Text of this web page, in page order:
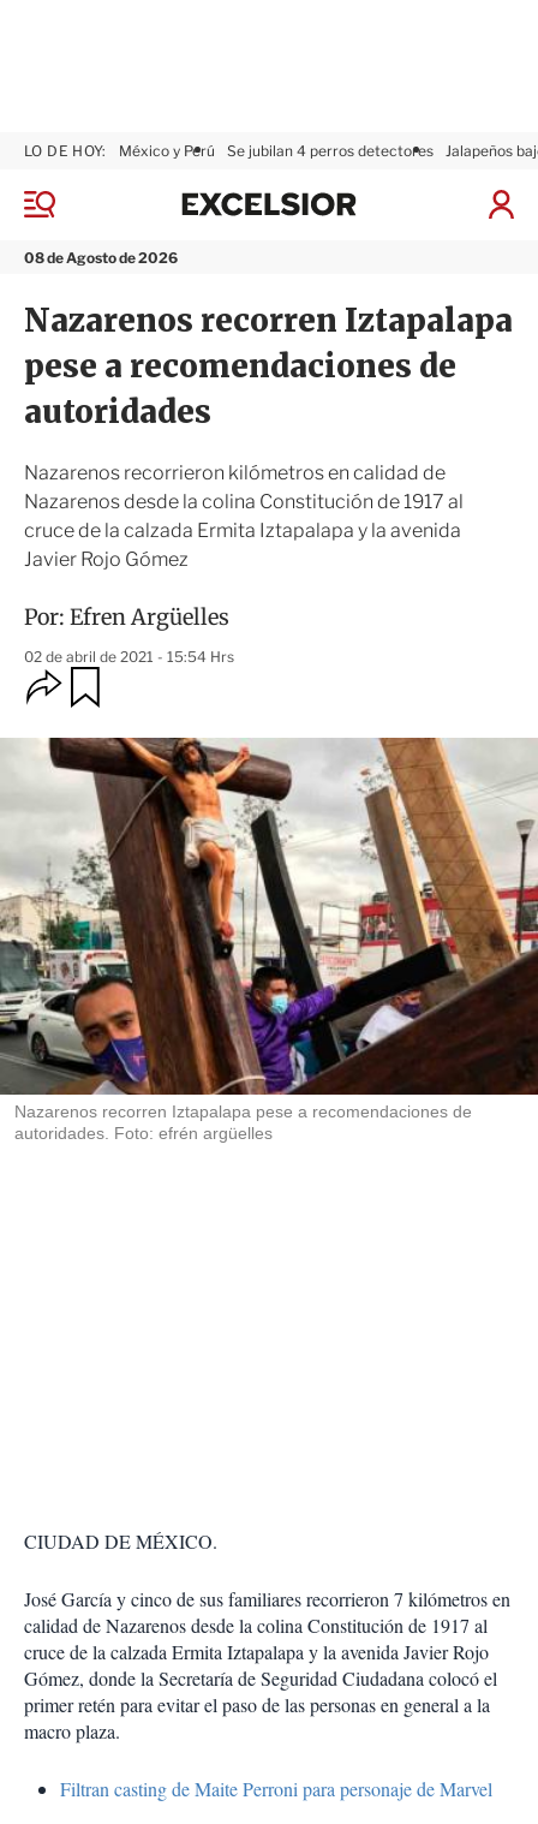
M
n
08 de Agosto de 2026
LO DE HOY: México y Perú Se jubilan 4 perros detectores Jalapeños
I
a
x
s
i
r
Nazarenos recorren Iztapalapa
pese a recomendaciones de
autoridades
Nazarenos recorrieron kilómetros en calidad de
Nazarenos desde la colina Constitución de 1917 al
cruce de la calzada Ermita Iztapalapa y la avenida
Javier Rojo Gómez
Por: Efren Argüelles
02 de abril de 2021 - 15:54 Hrs
O
p
i
o
n
d
e
c
o
m
p
a
r
t
i
r
r
d
a
Nazarenos recorren Iztapalapa pese a recomendaciones de
autoridades. Foto: efrén argüelles
CIUDAD DE MÉXICO.
José García y cinco de sus familiares recorrieron 7 kilómetros en
calidad de Nazarenos desde la colina Constitución de 1917 al
cruce de la calzada Ermita Iztapalapa y la avenida Javier Rojo
Gómez, donde la Secretaría de Seguridad Ciudadana colocó el
primer retén para evitar el paso de las personas en general a la
macro plaza.
Filtran casting de Maite Perroni para personaje de Marvel